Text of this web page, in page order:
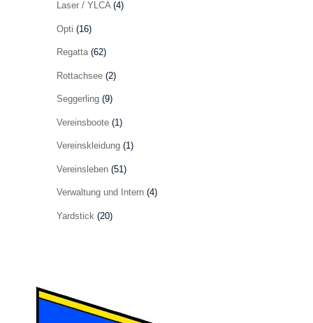
Laser / YLCA(4)
Opti (16)
Regatta(62)
Rottachsee(2)
Seggerling(9)
Vereinsboote(1)
Vereinskleidung(1)
Vereinsleben(51)
Verwaltung und Intern(4)
Yardstick (20)